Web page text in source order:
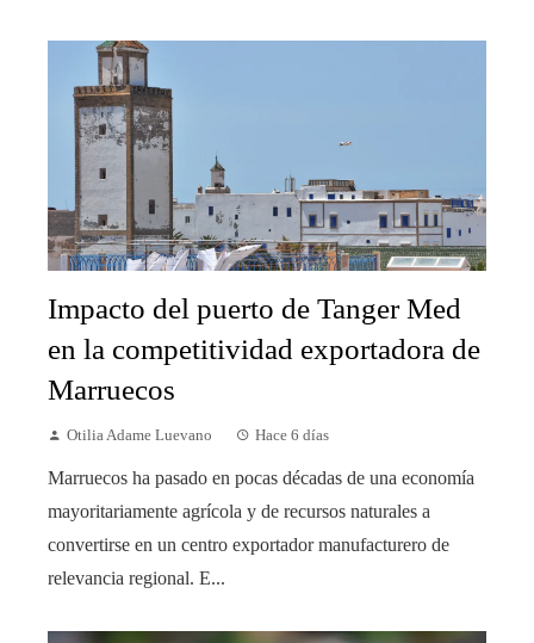
Impacto del puerto de Tanger Med
en la competitividad exportadora de
Marruecos
Otilia Adame Luevano Hace 6 días
Marruecos ha pasado en pocas décadas de una economía
mayoritariamente agrícola y de recursos naturales a
convertirse en un centro exportador manufacturero de
relevancia regional. E...